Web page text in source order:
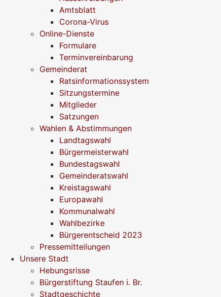
Amtsblatt
Corona-Virus
Online-Dienste
Formulare
Terminvereinbarung
Gemeinderat
Ratsinformationssystem
Sitzungstermine
Mitglieder
Satzungen
Wahlen & Abstimmungen
Landtagswahl
Bürgermeisterwahl
Bundestagswahl
Gemeinderatswahl
Kreistagswahl
Europawahl
Kommunalwahl
Wahlbezirke
Bürgerentscheid 2023
Pressemitteilungen
Unsere Stadt
Hebungsrisse
Bürgerstiftung Staufen i. Br.
Stadtgeschichte